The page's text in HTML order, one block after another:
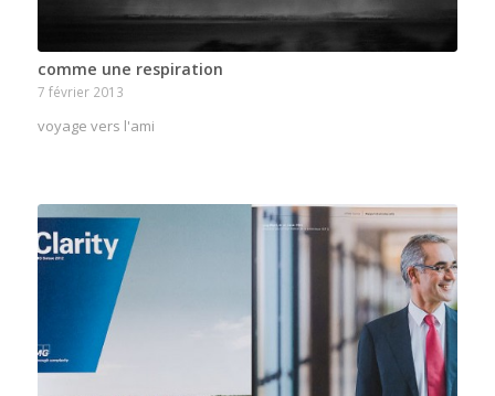
comme une respiration
7 février 2013
voyage vers l'ami